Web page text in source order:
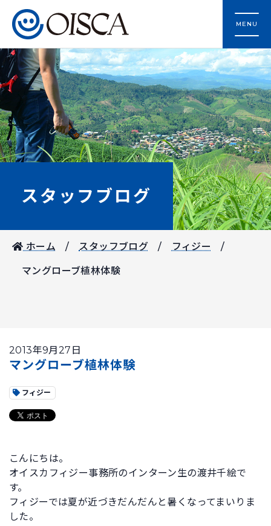
MENU
スタッフブログ
ホーム スタッフブログ フィジー
マングローブ植林体験
2013年9月27日
マングローブ植林体験
フィジー
こんにちは。
オイスカフィジー事務所のインターン生の渡井千絵で
す。
フィジーでは夏が近づきだんだんと暑くなってまいりま
した。